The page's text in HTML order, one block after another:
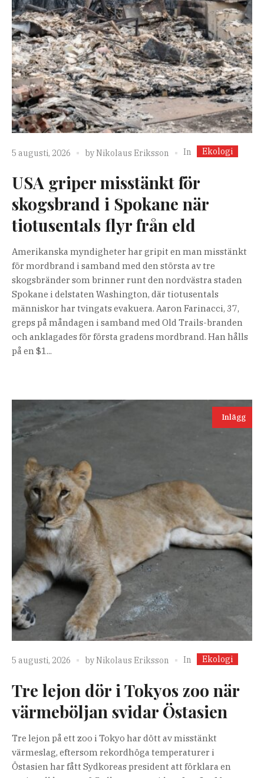
5 augusti, 2026 byNikolaus Eriksson In Ekologi
USA griper misstänkt för
skogsbrand i Spokane när
tiotusentals flyr från eld
Amerikanska myndigheter har gripit en man misstänkt
för mordbrand i samband med den största av tre
skogsbränder som brinner runt den nordvästra staden
Spokane i delstaten Washington, där tiotusentals
människor har tvingats evakuera. Aaron Farinacci, 37,
greps på måndagen i samband med Old Trails-branden
och anklagades för första gradens mordbrand. Han hålls
på en $1...
Inlägg
5 augusti, 2026 byNikolaus Eriksson In Ekologi
Tre lejon dör i Tokyos zoo när
värmeböljan svidar Östasien
Tre lejon på ett zoo i Tokyo har dött av misstänkt
värmeslag, eftersom rekordhöga temperaturer i
Östasien har fått Sydkoreas president att förklara en